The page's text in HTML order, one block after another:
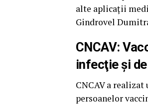
alte aplicații
Gindrovel
CNCAV:
infecţie şi
CNCAV a
persoanelor